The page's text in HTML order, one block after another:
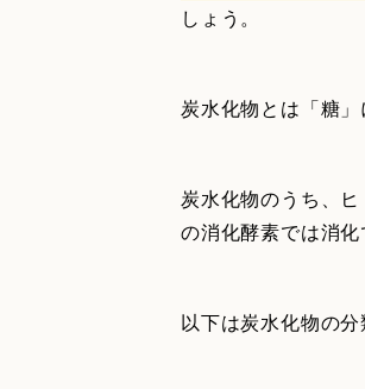
しょう。
炭水化物とは「糖」
炭水化物のうち、
の消化酵素では消化
以下は炭水化物の分